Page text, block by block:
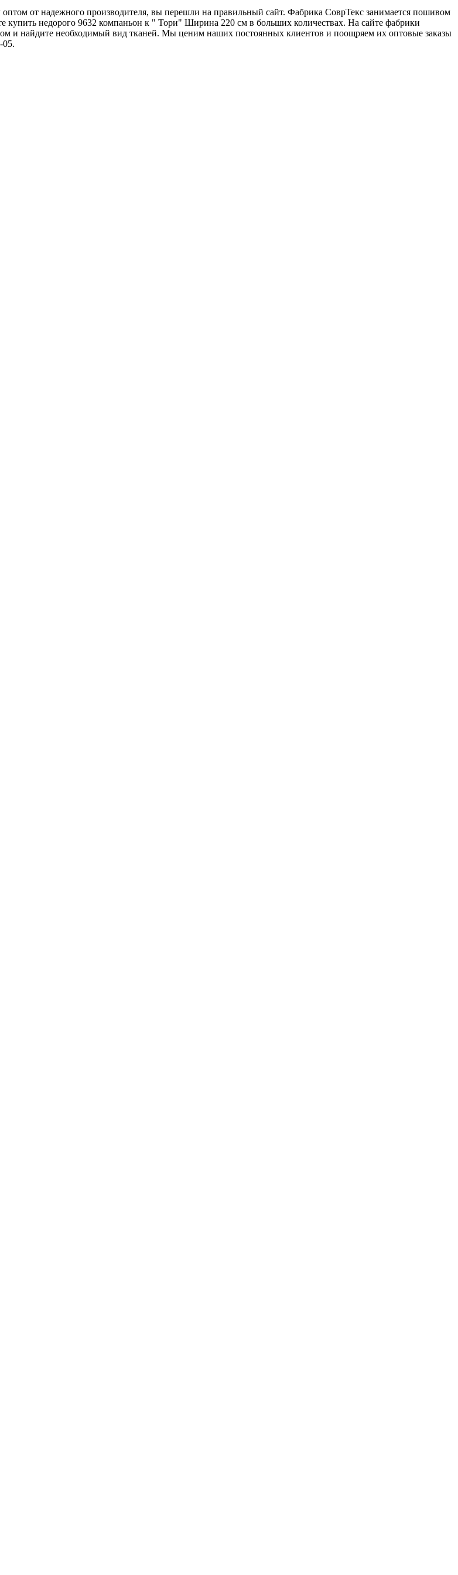
от надежного производителя, вы перешли на правильный сайт. Фабрика СоврТекс занимается пошивом
купить недорого 9632 компаньон к " Тори" Ширина 220 см в больших количествах. На сайте фабрики
и найдите необходимый вид тканей. Мы ценим наших постоянных клиентов и поощряем их оптовые заказы
05.